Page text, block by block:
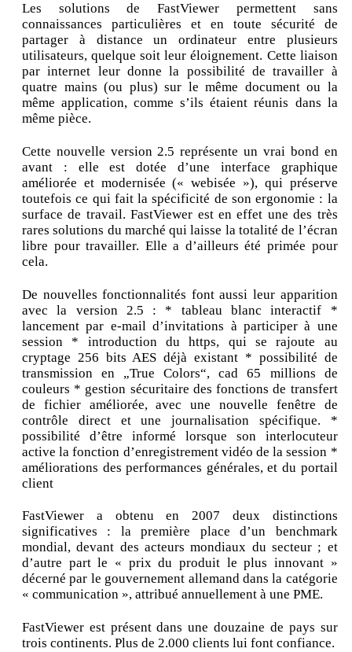
Les solutions de FastViewer permettent sans
connaissances particulières et en toute sécurité de
partager à distance un ordinateur entre plusieurs
utilisateurs, quelque soit leur éloignement. Cette liaison
par internet leur donne la possibilité de travailler à
quatre mains (ou plus) sur le même document ou la
même application, comme s’ils étaient réunis dans la
même pièce.
Cette nouvelle version 2.5 représente un vrai bond en
avant : elle est dotée d’une interface graphique
améliorée et modernisée (« webisée »), qui préserve
toutefois ce qui fait la spécificité de son ergonomie : la
surface de travail. FastViewer est en effet une des très
rares solutions du marché qui laisse la totalité de l’écran
libre pour travailler. Elle a d’ailleurs été primée pour
cela.
De nouvelles fonctionnalités font aussi leur apparition
avec la version 2.5 : * tableau blanc interactif *
lancement par e-mail d’invitations à participer à une
session * introduction du https, qui se rajoute au
cryptage 256 bits AES déjà existant * possibilité de
transmission en „True Colors“, cad 65 millions de
couleurs * gestion sécuritaire des fonctions de transfert
de fichier améliorée, avec une nouvelle fenêtre de
contrôle direct et une journalisation spécifique. *
possibilité d’être informé lorsque son interlocuteur
active la fonction d’enregistrement vidéo de la session *
améliorations des performances générales, et du portail
client
FastViewer a obtenu en 2007 deux distinctions
significatives : la première place d’un benchmark
mondial, devant des acteurs mondiaux du secteur ; et
d’autre part le « prix du produit le plus innovant »
décerné par le gouvernement allemand dans la catégorie
« communication », attribué annuellement à une PME.
FastViewer est présent dans une douzaine de pays sur
trois continents. Plus de 2.000 clients lui font confiance.